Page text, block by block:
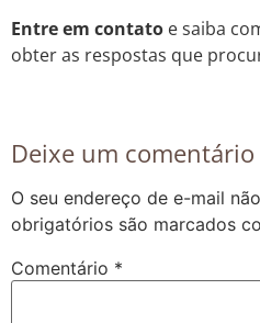
Entre em contato e saiba
obter as respostas que
Deixe um comentário
O seu endereço de e-mail
obrigatórios são marcados
Comentário *